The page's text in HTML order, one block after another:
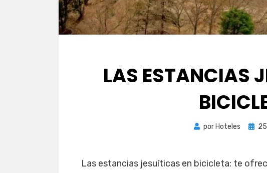
LAS ESTANCIAS
por Hoteles
Las estancias jesuíticas en bicicleta: te